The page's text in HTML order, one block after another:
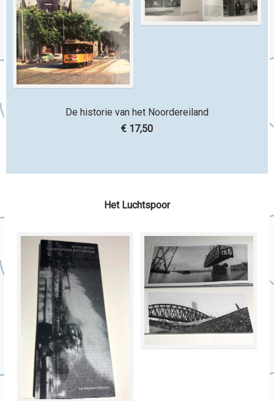
De historie van het Noordereiland
€ 17,50
Het Luchtspoor